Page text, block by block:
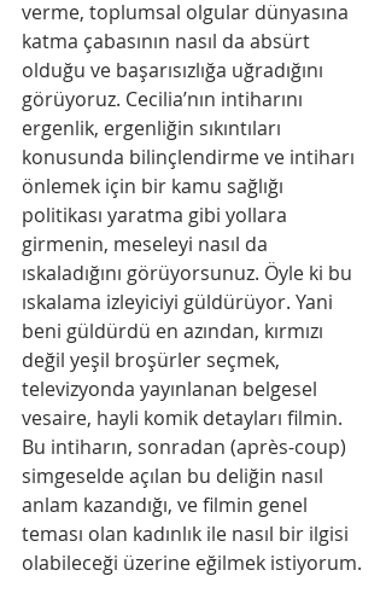
verme, toplumsal olgular dünyasına
katma çabasının nasıl da absürt
olduğu ve başarısızlığa uğradığını
görüyoruz. Cecilia’nın intiharını
ergenlik, ergenliğin sıkıntıları
konusunda bilinçlendirme ve intiharı
önlemek için bir kamu sağlığı
politikası yaratma gibi yollara
girmenin, meseleyi nasıl da
ıskaladığını görüyorsunuz. Öyle ki bu
ıskalama izleyiciyi güldürüyor. Yani
beni güldürdü en azından, kırmızı
değil yeşil broşürler seçmek,
televizyonda yayınlanan belgesel
vesaire, hayli komik detayları filmin.
Bu intiharın, sonradan (après-coup)
simgeselde açılan bu deliğin nasıl
anlam kazandığı, ve filmin genel
teması olan kadınlık ile nasıl bir ilgisi
olabileceği üzerine eğilmek istiyorum.